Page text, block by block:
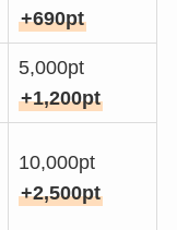
+690pt
5,000pt
+1,200pt
10,000pt
+2,500pt